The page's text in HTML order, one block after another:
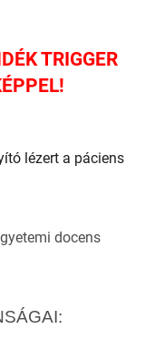
TRIGGER
lézert a páciens
docens